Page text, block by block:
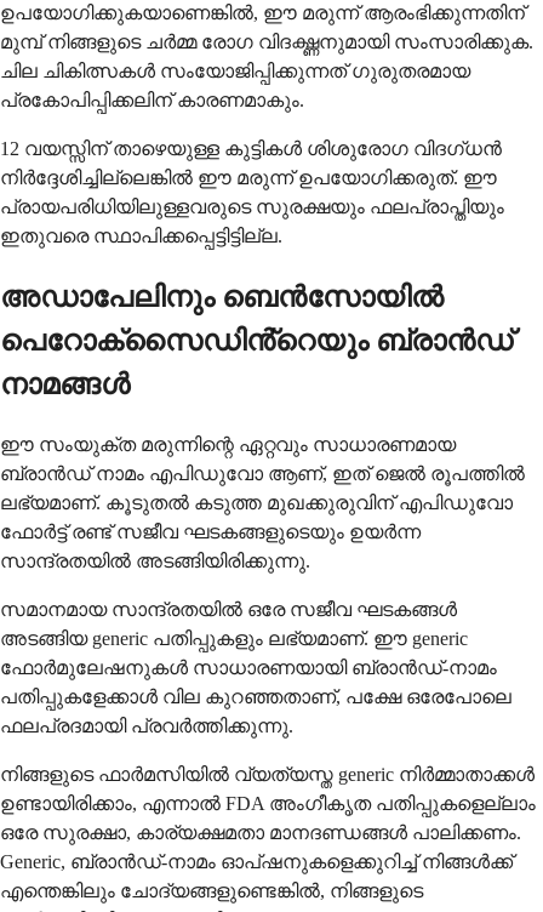
ഉപയോഗിക്കുകയാണെങ്കിൽ, ഈ മരുന്ന് ആരംഭിക്കുന്നതിന്
മുമ്പ് നിങ്ങളുടെ ചർമ്മ രോഗ വിദഗ്ദ്ധനുമായി സംസാരിക്കുക.
ചില ചികിത്സകൾ സംയോജിപ്പിക്കുന്നത് ഗുരുതരമായ
പ്രകോപിപ്പിക്കലിന് കാരണമാകും.
12 വയസ്സിന് താഴെയുള്ള കുട്ടികൾ ശിശുരോഗ വിദഗ്ധൻ
നിർദ്ദേശിച്ചില്ലെങ്കിൽ ഈ മരുന്ന് ഉപയോഗിക്കരുത്. ഈ
പ്രായപരിധിയിലുള്ളവരുടെ സുരക്ഷയും ഫലപ്രാപ്തിയും
ഇതുവരെ സ്ഥാപിക്കപ്പെട്ടിട്ടില്ല.
അഡാപേലിനും ബെൻസോയിൽ
പെറോക്സൈഡിൻ്റെയും ബ്രാൻഡ്
നാമങ്ങൾ
ഈ സംയുക്ത മരുന്നിന്റെ ഏറ്റവും സാധാരണമായ
ബ്രാൻഡ് നാമം എപിഡുവോ ആണ്, ഇത് ജെൽ രൂപത്തിൽ
ലഭ്യമാണ്. കൂടുതൽ കടുത്ത മുഖക്കുരുവിന് എപിഡുവോ
ഫോർട്ട് രണ്ട് സജീവ ഘടകങ്ങളുടെയും ഉയർന്ന
സാന്ദ്രതയിൽ അടങ്ങിയിരിക്കുന്നു.
സമാനമായ സാന്ദ്രതയിൽ ഒരേ സജീവ ഘടകങ്ങൾ
അടങ്ങിയ generic പതിപ്പുകളും ലഭ്യമാണ്. ഈ generic
ഫോർമുലേഷനുകൾ സാധാരണയായി ബ്രാൻഡ്-നാമം
പതിപ്പുകളേക്കാൾ വില കുറഞ്ഞതാണ്, പക്ഷേ ഒരേപോലെ
ഫലപ്രദമായി പ്രവർത്തിക്കുന്നു.
നിങ്ങളുടെ ഫാർമസിയിൽ വ്യത്യസ്ത generic നിർമ്മാതാക്കൾ
ഉണ്ടായിരിക്കാം, എന്നാൽ FDA അംഗീകൃത പതിപ്പുകളെല്ലാം
ഒരേ സുരക്ഷാ, കാര്യക്ഷമതാ മാനദണ്ഡങ്ങൾ പാലിക്കണം.
Generic, ബ്രാൻഡ്-നാമം ഓപ്ഷനുകളെക്കുറിച്ച് നിങ്ങൾക്ക്
എന്തെങ്കിലും ചോദ്യങ്ങളുണ്ടെങ്കിൽ, നിങ്ങളുടെ